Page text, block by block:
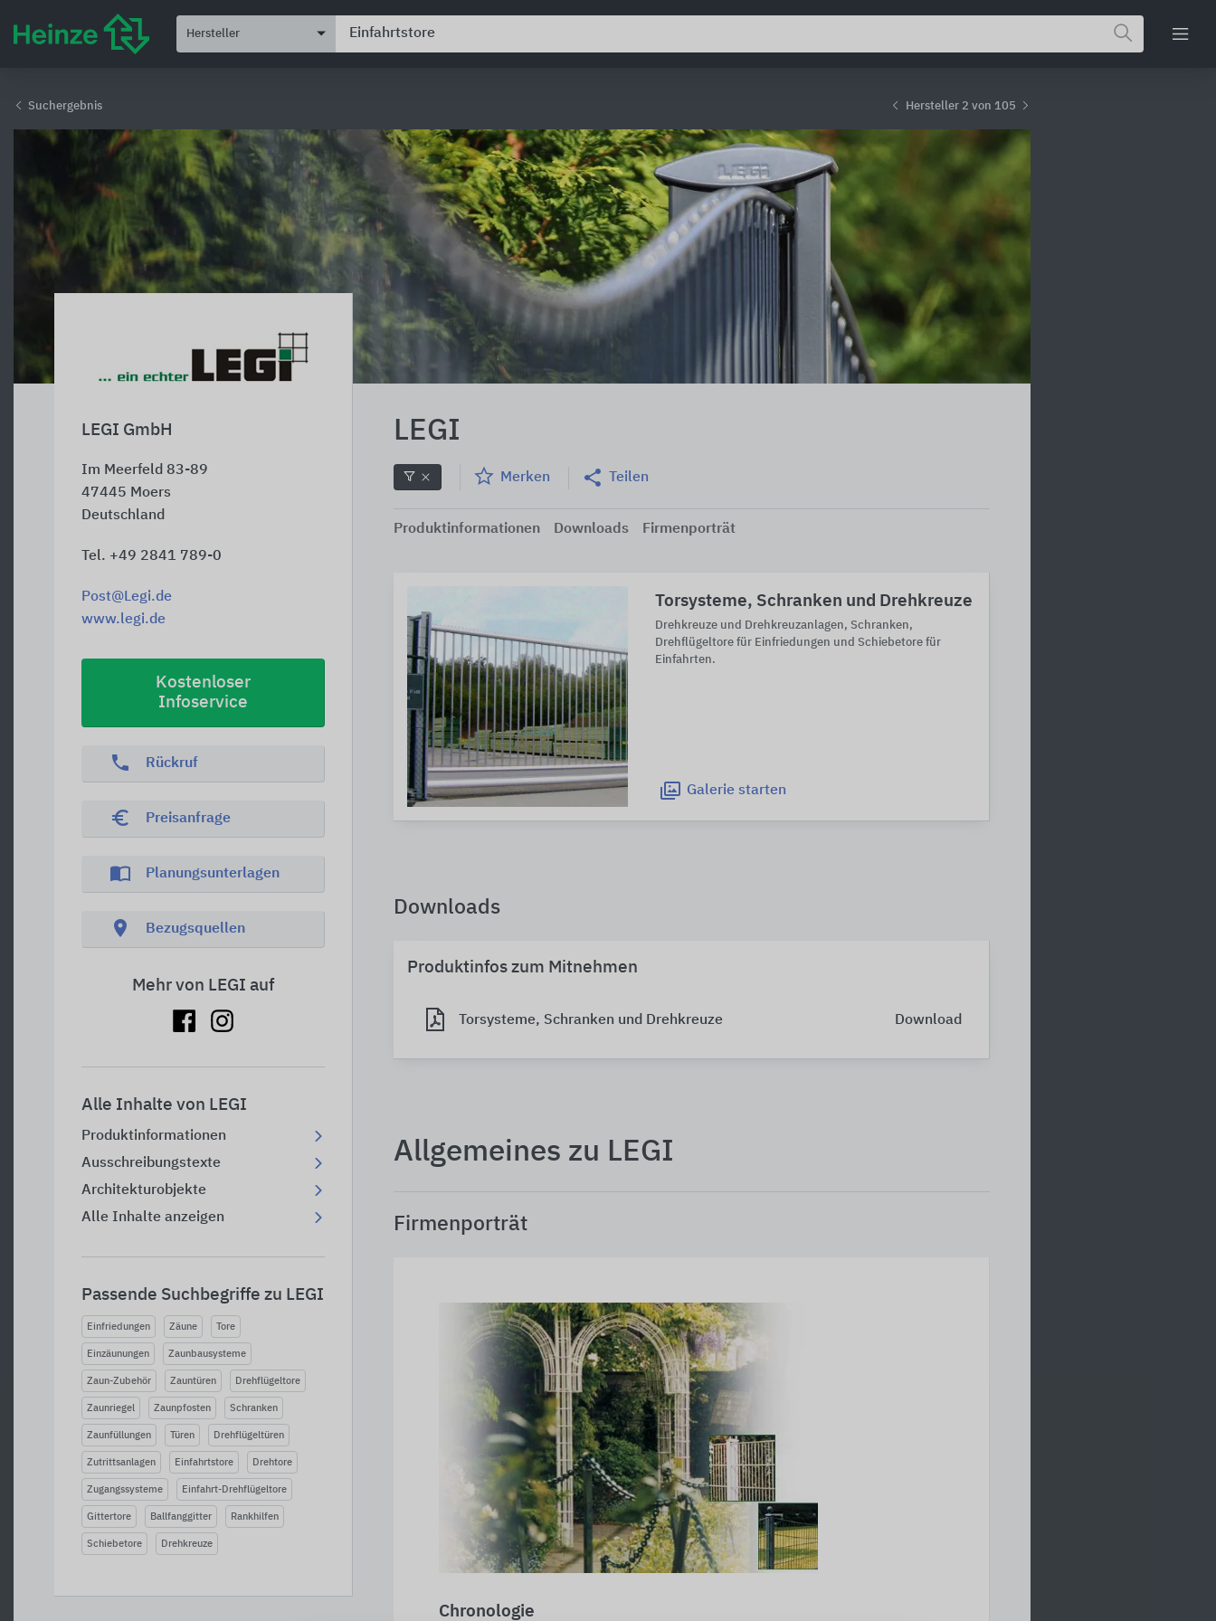
Hersteller
Suchergebnis Hersteller 2 von 105
LEGI GmbH
Im Meerfeld 83-89
47445 Moers
Deutschland
Tel. +49 2841 789-0
Post@Legi.de
www.legi.de
Kostenloser
Infoservice
phone Rückruf
euro_symbol Preisanfrage
import_contacts Planungsunterlagen
location_on Bezugsquellen
Mehr von LEGI auf
Alle Inhalte von LEGI
Produktinformationen
Ausschreibungstexte
Architekturobjekte
Alle Inhalte anzeigen
Passende Suchbegriffe zu LEGI
Einfriedungen Zäune Tore
Einzäunungen Zaunbausysteme
Zaun-Zubehör Zauntüren Drehflügeltore
Zaunriegel Zaunpfosten Schranken
Zaunfüllungen Türen Drehflügeltüren
Zutrittsanlagen Einfahrtstore Drehtore
Zugangssysteme Einfahrt-Drehflügeltore
Gittertore Ballfanggitter Rankhilfen
Schiebetore Drehkreuze
LEGI
Merken Teilen
Produktinformationen Downloads Firmenporträt
Torsysteme, Schranken und Drehkreuze
Drehkreuze und Drehkreuzanlagen, Schranken,
Drehflügeltore für Einfriedungen und Schiebetore für
Einfahrten.
Galerie starten
Downloads
Produktinfos zum Mitnehmen
Torsysteme, Schranken und Drehkreuze Download
Allgemeines zu LEGI
Firmenporträt
Chronologie